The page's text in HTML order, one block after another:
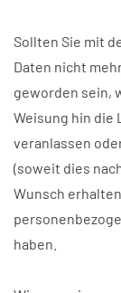
Sollten Sie mit
Daten nicht
geworden sein,
Weisung hin die
veranlassen
(soweit dies
Wunsch
haben.